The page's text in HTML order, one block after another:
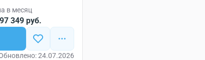
в месяц
349 руб.
24.07.2026